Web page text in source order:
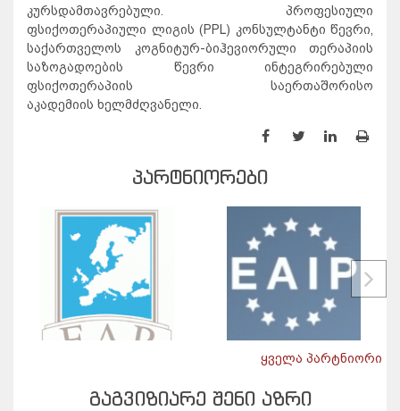
კურსდამთავრებული. პროფესიული
ფსიქოთერაპიული ლიგის (PPL) კონსულტანტი წევრი,
საქართველოს კოგნიტურ-ბიჰევიორული თერაპიის
საზოგადოების წევრი ინტეგრირებული
ფსიქოთერაპიის საერთაშორისო
აკადემიის ხელმძღვანელი.
ᲞᲐᲠᲢᲜᲘᲝᲠᲔᲑᲘ
ყველა პარტნიორი
ᲒᲐᲒᲕᲘᲖᲘᲐᲠᲔ ᲨᲔᲜᲘ ᲐᲖᲠᲘ